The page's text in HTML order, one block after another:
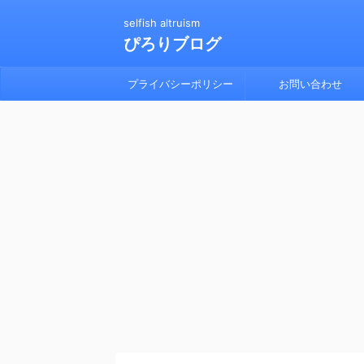
selfish altruism
ぴろりブログ
プライバシーポリシー お問い合わせ